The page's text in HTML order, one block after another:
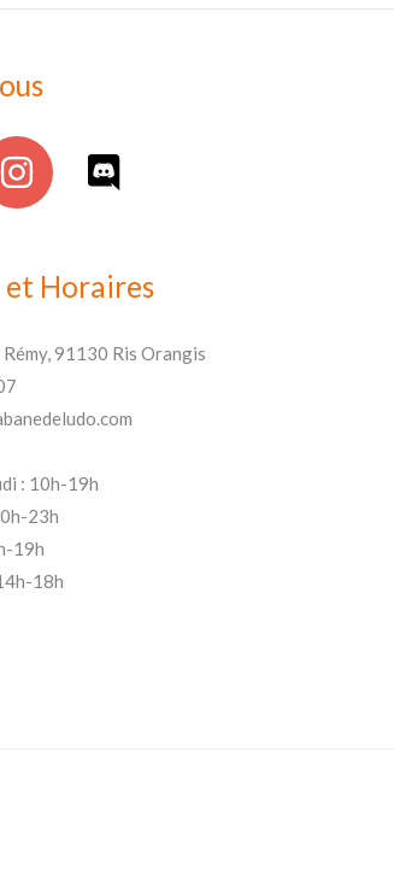
Horaires
91130 Ris Orangis
: 10h-19h
23h
19h
18h